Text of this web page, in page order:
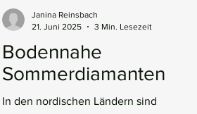
Bodennahe
Sommerdiamanten
In den nordischen Ländern sind
Janina Reinsbach
21. Juni 2025
3 Min. Lesezeit